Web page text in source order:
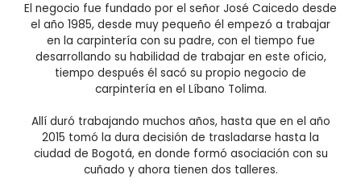
El negocio fue fundado por el señor José Caicedo desde
el año 1985, desde muy pequeño él empezó a trabajar
en la carpintería con su padre, con el tiempo fue
desarrollando su habilidad de trabajar en este oficio,
tiempo después él sacó su propio negocio de
carpintería en el Líbano Tolima.
Allí duró trabajando muchos años, hasta que en el año
2015 tomó la dura decisión de trasladarse hasta la
ciudad de Bogotá, en donde formó asociación con su
cuñado y ahora tienen dos talleres.